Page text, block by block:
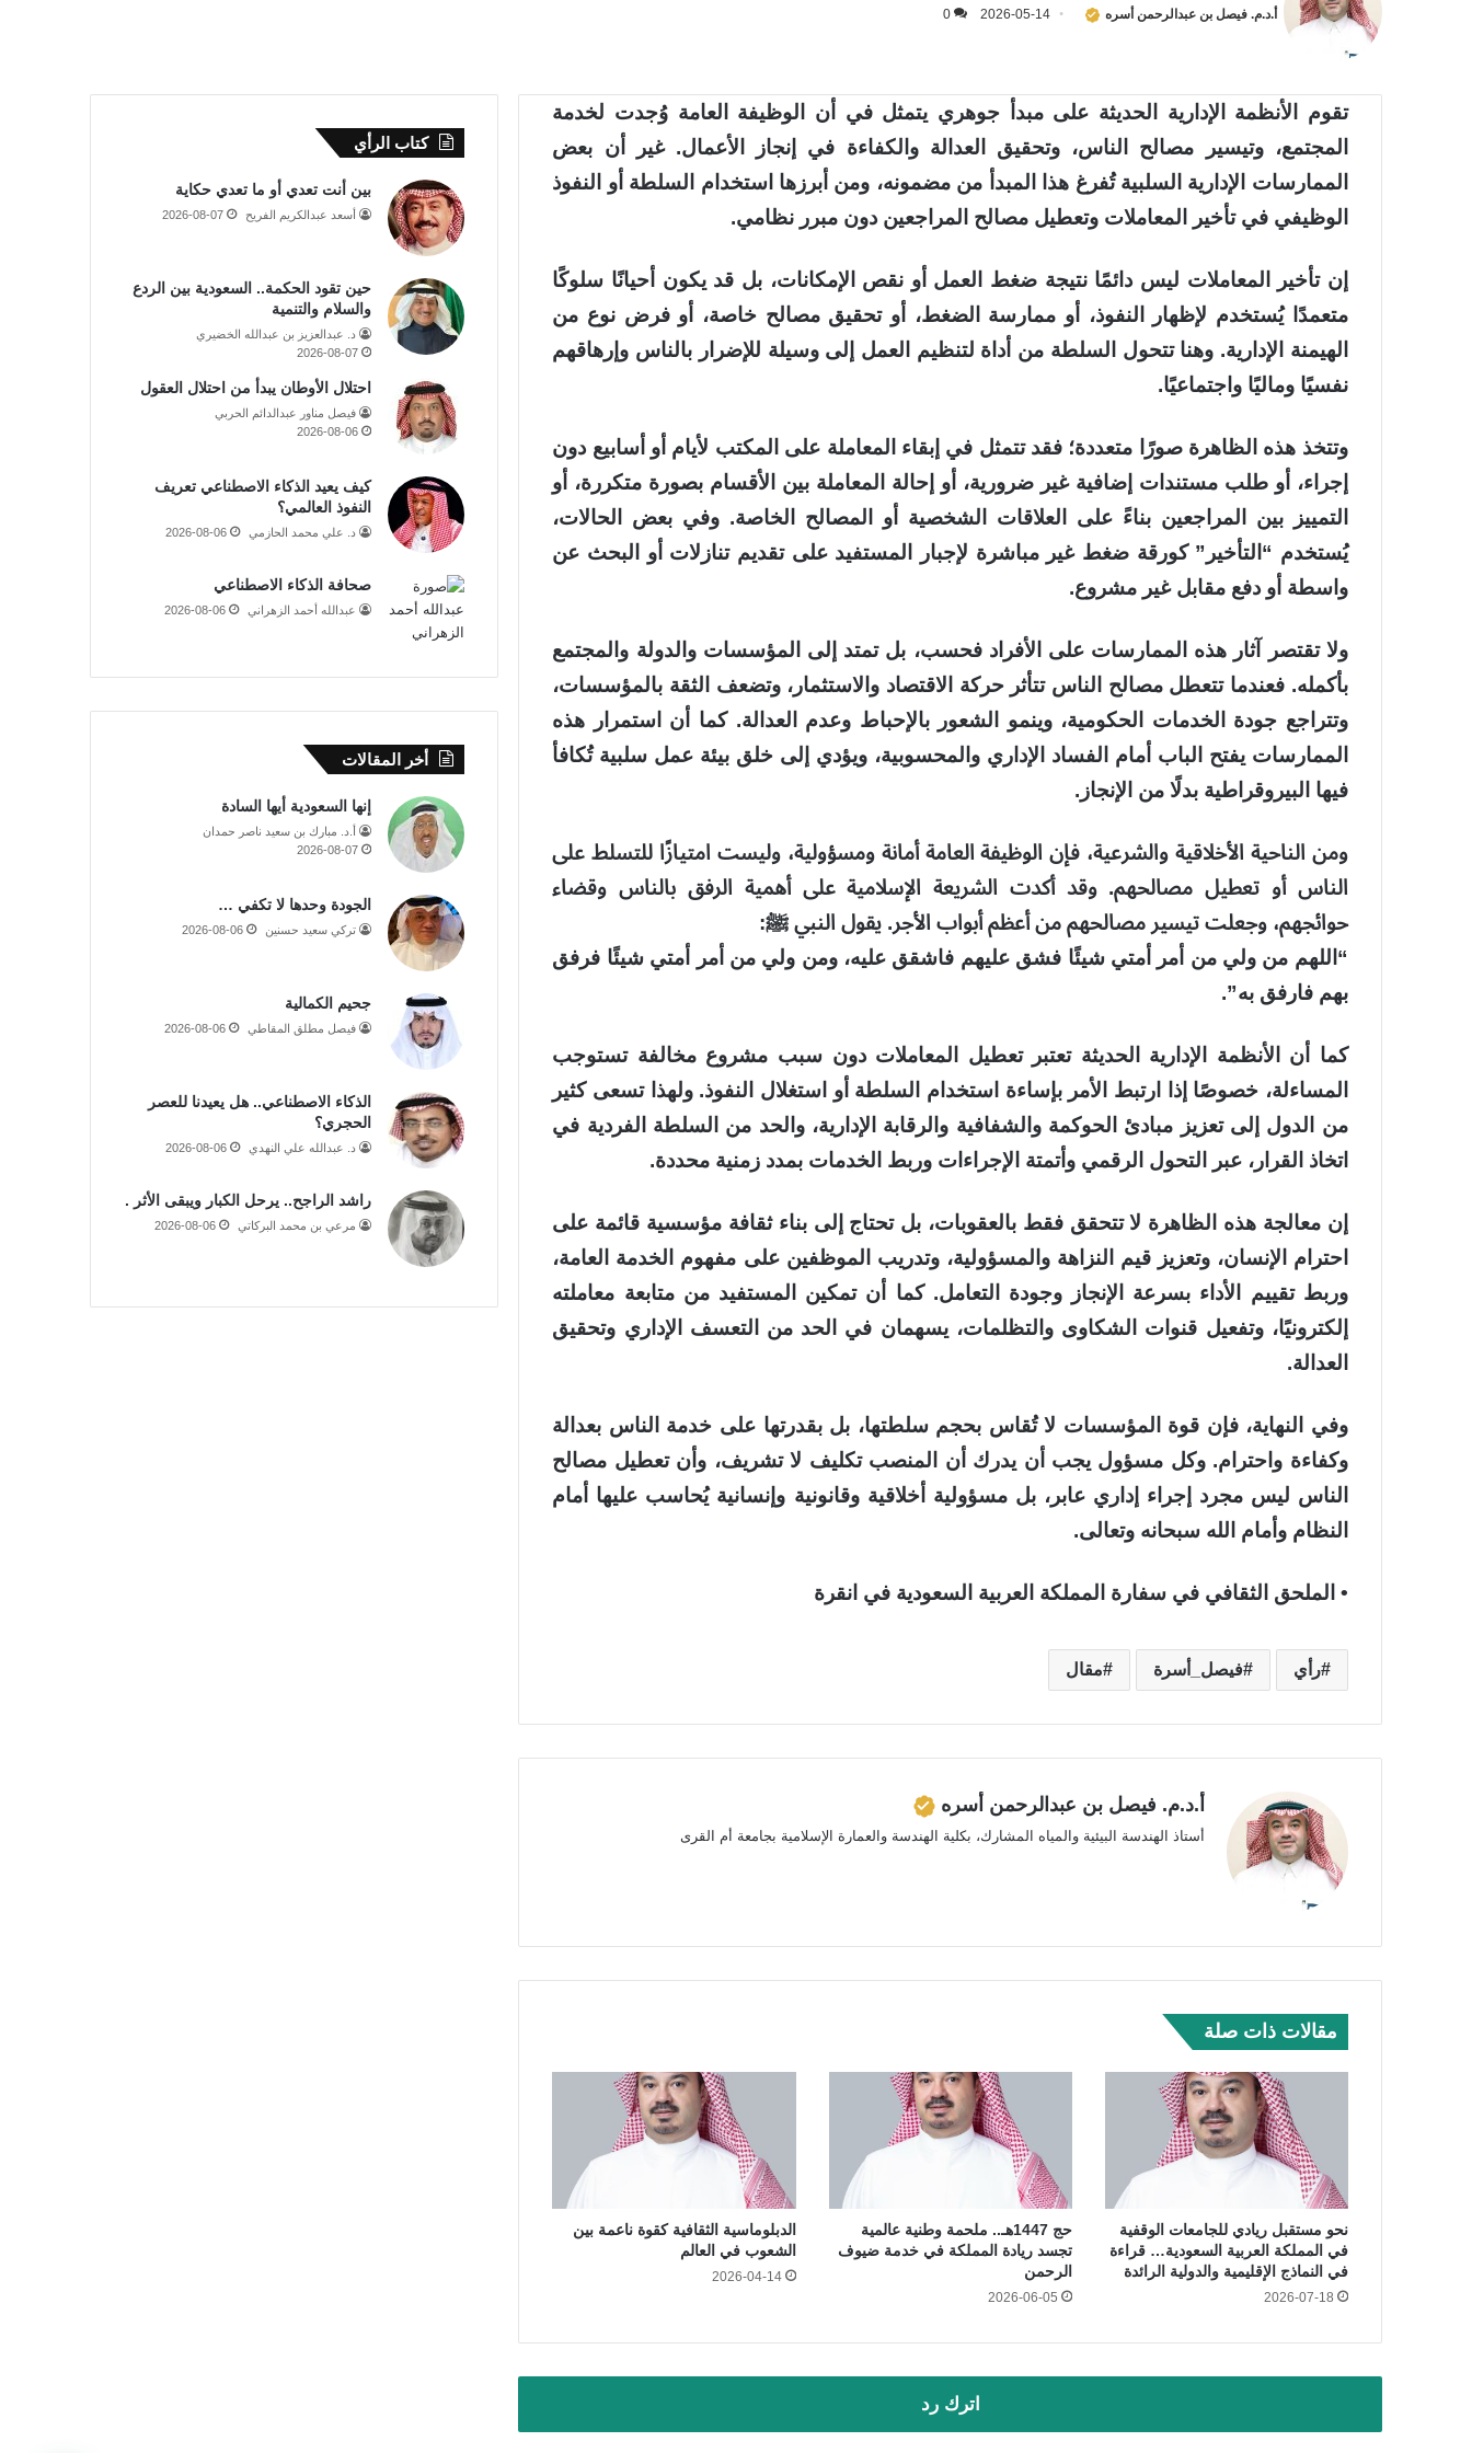
أ.د.م. فيصل بن عبدالرحمن أسره 2026-05-14
0
تقوم الأنظمة الإدارية الحديثة على مبدأ جوهري يتمثل في أن الوظيفة العامة وُجدت لخدمة
المجتمع، وتيسير مصالح الناس، وتحقيق العدالة والكفاءة في إنجاز الأعمال. غير أن بعض
الممارسات الإدارية السلبية تُفرغ هذا المبدأ من مضمونه، ومن أبرزها استخدام السلطة أو النفوذ
الوظيفي في تأخير المعاملات وتعطيل مصالح المراجعين دون مبرر نظامي.
إن تأخير المعاملات ليس دائمًا نتيجة ضغط العمل أو نقص الإمكانات، بل قد يكون أحيانًا سلوكًا
متعمدًا يُستخدم لإظهار النفوذ، أو ممارسة الضغط، أو تحقيق مصالح خاصة، أو فرض نوع من
الهيمنة الإدارية. وهنا تتحول السلطة من أداة لتنظيم العمل إلى وسيلة للإضرار بالناس وإرهاقهم
نفسيًا وماليًا واجتماعيًا.
وتتخذ هذه الظاهرة صورًا متعددة؛ فقد تتمثل في إبقاء المعاملة على المكتب لأيام أو أسابيع دون
إجراء، أو طلب مستندات إضافية غير ضرورية، أو إحالة المعاملة بين الأقسام بصورة متكررة، أو
التمييز بين المراجعين بناءً على العلاقات الشخصية أو المصالح الخاصة. وفي بعض الحالات،
يُستخدم “التأخير” كورقة ضغط غير مباشرة لإجبار المستفيد على تقديم تنازلات أو البحث عن
واسطة أو دفع مقابل غير مشروع.
ولا تقتصر آثار هذه الممارسات على الأفراد فحسب، بل تمتد إلى المؤسسات والدولة والمجتمع
بأكمله. فعندما تتعطل مصالح الناس تتأثر حركة الاقتصاد والاستثمار، وتضعف الثقة بالمؤسسات،
وتتراجع جودة الخدمات الحكومية، وينمو الشعور بالإحباط وعدم العدالة. كما أن استمرار هذه
الممارسات يفتح الباب أمام الفساد الإداري والمحسوبية، ويؤدي إلى خلق بيئة عمل سلبية تُكافأ
فيها البيروقراطية بدلًا من الإنجاز.
ومن الناحية الأخلاقية والشرعية، فإن الوظيفة العامة أمانة ومسؤولية، وليست امتيازًا للتسلط على
الناس أو تعطيل مصالحهم. وقد أكدت الشريعة الإسلامية على أهمية الرفق بالناس وقضاء
حوائجهم، وجعلت تيسير مصالحهم من أعظم أبواب الأجر. يقول النبي ﷺ:
“اللهم من ولي من أمر أمتي شيئًا فشق عليهم فاشقق عليه، ومن ولي من أمر أمتي شيئًا فرفق
بهم فارفق به”.
كما أن الأنظمة الإدارية الحديثة تعتبر تعطيل المعاملات دون سبب مشروع مخالفة تستوجب
المساءلة، خصوصًا إذا ارتبط الأمر بإساءة استخدام السلطة أو استغلال النفوذ. ولهذا تسعى كثير
من الدول إلى تعزيز مبادئ الحوكمة والشفافية والرقابة الإدارية، والحد من السلطة الفردية في
اتخاذ القرار، عبر التحول الرقمي وأتمتة الإجراءات وربط الخدمات بمدد زمنية محددة.
إن معالجة هذه الظاهرة لا تتحقق فقط بالعقوبات، بل تحتاج إلى بناء ثقافة مؤسسية قائمة على
احترام الإنسان، وتعزيز قيم النزاهة والمسؤولية، وتدريب الموظفين على مفهوم الخدمة العامة،
وربط تقييم الأداء بسرعة الإنجاز وجودة التعامل. كما أن تمكين المستفيد من متابعة معاملته
إلكترونيًا، وتفعيل قنوات الشكاوى والتظلمات، يسهمان في الحد من التعسف الإداري وتحقيق
العدالة.
وفي النهاية، فإن قوة المؤسسات لا تُقاس بحجم سلطتها، بل بقدرتها على خدمة الناس بعدالة
وكفاءة واحترام. وكل مسؤول يجب أن يدرك أن المنصب تكليف لا تشريف، وأن تعطيل مصالح
الناس ليس مجرد إجراء إداري عابر، بل مسؤولية أخلاقية وقانونية وإنسانية يُحاسب عليها أمام
النظام وأمام الله سبحانه وتعالى.
• الملحق الثقافي في سفارة المملكة العربية السعودية في انقرة
رأي فيصل_أسرة مقال
أ.د.م. فيصل بن عبدالرحمن أسره
أستاذ الهندسة البيئية والمياه المشارك، بكلية الهندسة والعمارة الإسلامية بجامعة أم القرى
مقالات ذات صلة
نحو مستقبل ريادي للجامعات الوقفية
في المملكة العربية السعودية… قراءة
في النماذج الإقليمية والدولية الرائدة
2026-07-18
حج 1447هـ.. ملحمة وطنية عالمية
تجسد ريادة المملكة في خدمة ضيوف
الرحمن
2026-06-05
الدبلوماسية الثقافية كقوة ناعمة بين
الشعوب في العالم
2026-04-14
اترك رد
كتاب الرأي
بين أنت تعدي أو ما تعدي حكاية
أسعد عبدالكريم الفريح 2026-08-07
حين تقود الحكمة.. السعودية بين الردع
والسلام والتنمية
د. عبدالعزيز بن عبدالله الخضيري
2026-08-07
احتلال الأوطان يبدأ من احتلال العقول
فيصل مناور عبدالدائم الحربي
2026-08-06
كيف يعيد الذكاء الاصطناعي تعريف
النفوذ العالمي؟
د. علي محمد الحازمي 2026-08-06
صحافة الذكاء الاصطناعي
عبدالله أحمد الزهراني 2026-08-06
أخر المقالات
إنها السعودية أيها السادة
أ.د. مبارك بن سعيد ناصر حمدان
2026-08-07
الجودة وحدها لا تكفي …
تركي سعيد حسنين 2026-08-06
جحيم الكمالية
فيصل مطلق المقاطي 2026-08-06
الذكاء الاصطناعي.. هل يعيدنا للعصر
الحجري؟
د. عبدالله علي النهدي 2026-08-06
راشد الراجح.. يرحل الكبار ويبقى الأثر .
مرعي بن محمد البركاتي 2026-08-06